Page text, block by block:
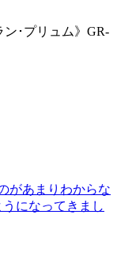
ン･プリュム》GR-
があまりわからな
になってきまし